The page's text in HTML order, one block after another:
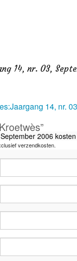
14, nr. 03,
14, nr.
2006
verzendkosten.